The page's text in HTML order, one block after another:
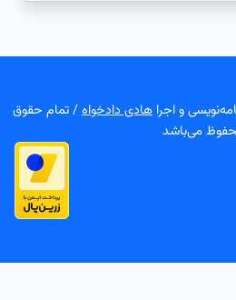
و اجرا هادی دادخواه/ تمام حقوق
می‌باشد